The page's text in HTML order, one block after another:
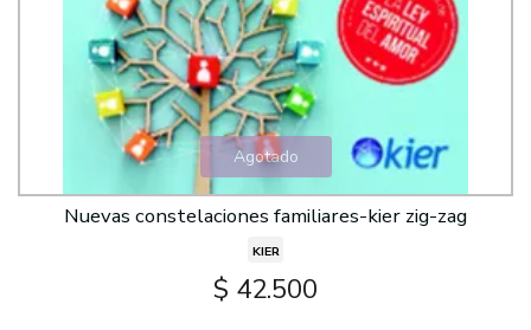
Agotado
Nuevas constelaciones familiares-kier zig-zag
KIER
$ 42.500